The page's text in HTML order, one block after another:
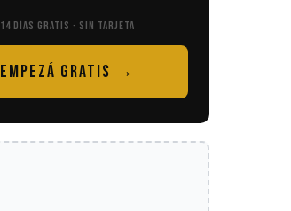
14 DÍAS GRATIS · SIN TARJETA
EMPEZÁ GRATIS →